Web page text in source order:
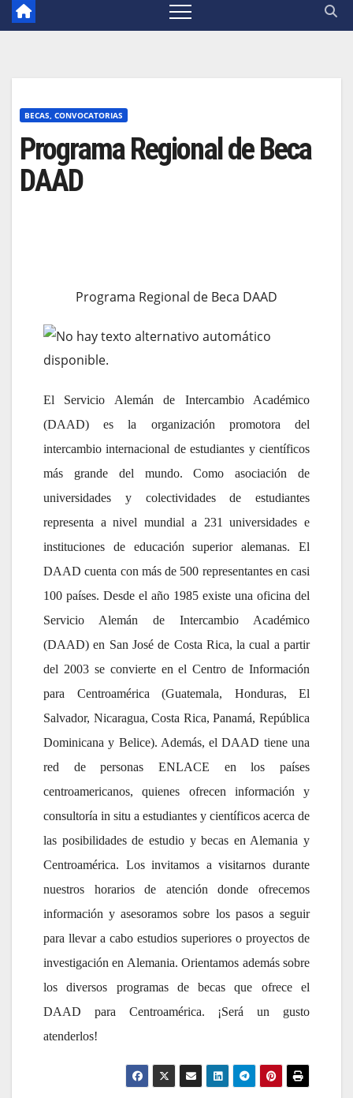
BECAS, CONVOCATORIAS
Programa Regional de Beca
DAAD
Programa Regional de Beca DAAD
El Servicio Alemán de Intercambio Académico
(DAAD) es la organización promotora del
intercambio internacional de estudiantes y científicos
más grande del mundo. Como asociación de
universidades y colectividades de estudiantes
representa a nivel mundial a 231 universidades e
instituciones de educación superior alemanas. El
DAAD cuenta con más de 500 representantes en casi
100 países. Desde el año 1985 existe una oficina del
Servicio Alemán de Intercambio Académico
(DAAD) en San José de Costa Rica, la cual a partir
del 2003 se convierte en el Centro de Información
para Centroamérica (Guatemala, Honduras, El
Salvador, Nicaragua, Costa Rica, Panamá, República
Dominicana y Belice). Además, el DAAD tiene una
red de personas ENLACE en los países
centroamericanos, quienes ofrecen información y
consultoría in situ a estudiantes y científicos acerca de
las posibilidades de estudio y becas en Alemania y
Centroamérica. Los invitamos a visitarnos durante
nuestros horarios de atención donde ofrecemos
información y asesoramos sobre los pasos a seguir
para llevar a cabo estudios superiores o proyectos de
investigación en Alemania. Orientamos además sobre
los diversos programas de becas que ofrece el
DAAD para Centroamérica. ¡Será un gusto
atenderlos!